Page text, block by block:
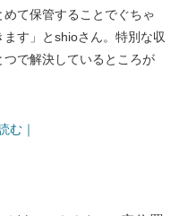
て保管することでぐちゃ
す」とshioさん。特別な収
で解決しているところが
む｜